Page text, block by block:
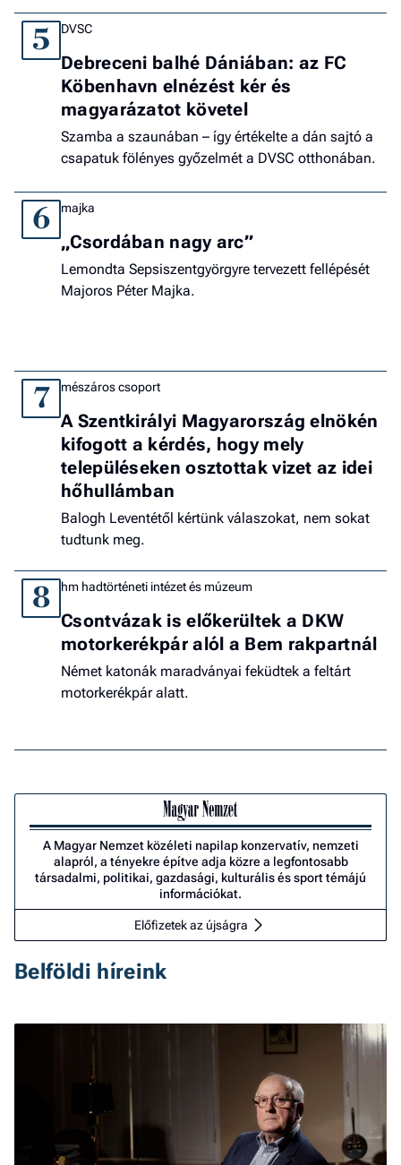
5 DVSC
Debreceni balhé Dániában: az FC
Köbenhavn elnézést kér és
magyarázatot követel
Szamba a szaunában – így értékelte a dán sajtó a
csapatuk fölényes győzelmét a DVSC otthonában.
6 majka
„Csordában nagy arc”
Lemondta Sepsiszentgyörgyre tervezett fellépését
Majoros Péter Majka.
7 mészáros csoport
A Szentkirályi Magyarország elnökén
kifogott a kérdés, hogy mely
településeken osztottak vizet az idei
hőhullámban
Balogh Leventétől kértünk válaszokat, nem sokat
tudtunk meg.
8 hm hadtörténeti intézet és múzeum
Csontvázak is előkerültek a DKW
motorkerékpár alól a Bem rakpartnál
Német katonák maradványai feküdtek a feltárt
motorkerékpár alatt.
A Magyar Nemzet közéleti napilap konzervatív, nemzeti
alapról, a tényekre építve adja közre a legfontosabb
társadalmi, politikai, gazdasági, kulturális és sport témájú
információkat.
Előfizetek az újságra
Belföldi híreink